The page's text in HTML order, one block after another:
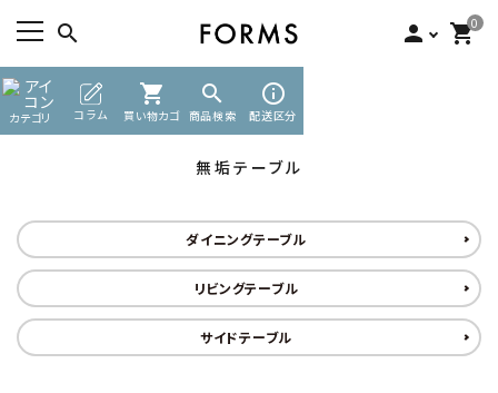
search person 0
shopping_cart
カテゴリ コラム
shopping_cart
買い物カゴ
search
商品検索
info_outline
配送区分
ACCOUNT MENU
ようこそ ゲスト 様
person 新規会員登録
search
カテゴリーから探す
TOP 無垢テーブル
無垢テーブル
ダイニングテーブル
リビングテーブル
サイドテーブル